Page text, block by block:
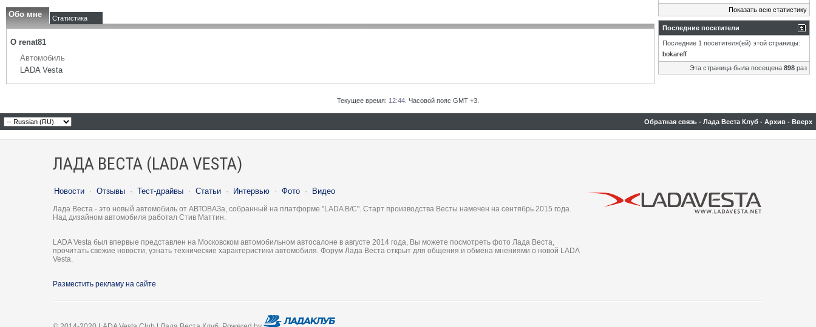
Обо мне Статистика
О renat81
Автомобиль
LADA Vesta
Показать всю статистику
Последние посетители
Последние 1 посетителя(ей) этой страницы:
bokareff
Эта страница была посещена 898 раз
Текущее время: 12:44 . Часовой пояс GMT +3.
Обратная связь - Лада Веста Клуб - Архив - Вверх
ЛАДА ВЕСТА (LADA VESTA)
Новости · Отзывы · Тест-драйвы · Статьи · Интервью · Фото · Видео
Лада Веста - это новый автомобиль от АВТОВАЗа, собранный на платформе "LADA B/C". Старт производства Весты намечен на сентябрь 2015 года.
Над дизайном автомобиля работал Стив Маттин.
LADA Vesta был впервые представлен на Московском автомобильном автосалоне в августе 2014 года, Вы можете посмотреть фото Лада Веста,
прочитать свежие новости, узнать технические характеристики автомобиля. Форум Лада Веста открыт для общения и обмена мнениями о новой LADA
Vesta.
Разместить рекламу на сайте